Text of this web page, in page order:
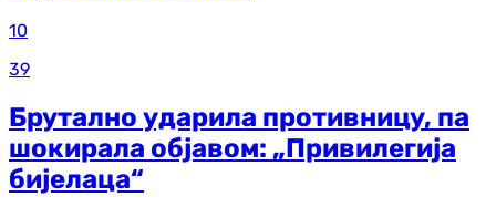
10
39
Брутално ударила противницу, па
шокирала објавом: „Привилегија
бијелаца“